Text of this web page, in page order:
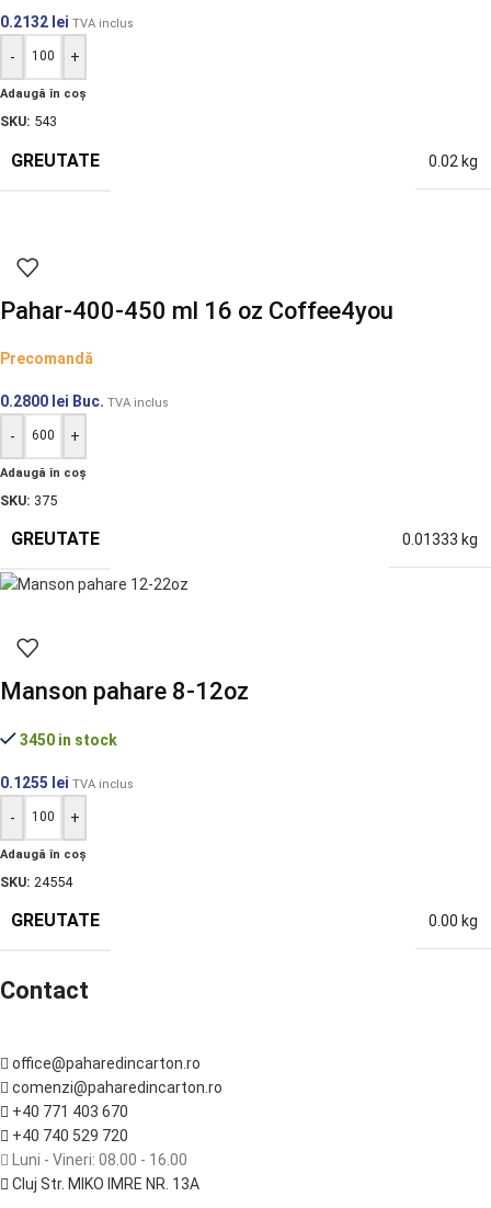
0.2132 lei TVA inclus
- +
Adaugă în coș
SKU: 543
GREUTATE 0.02 kg
Pahar-400-450 ml 16 oz Coffee4you
Precomandă
0.2800 lei Buc. TVA inclus
- +
Adaugă în coș
SKU: 375
GREUTATE 0.01333 kg
Manson pahare 8-12oz
3450 in stock
0.1255 lei TVA inclus
- +
Adaugă în coș
SKU: 24554
GREUTATE 0.00 kg
Contact
office@paharedincarton.ro
comenzi@paharedincarton.ro
+40 771 403 670
+40 740 529 720
Luni - Vineri: 08.00 - 16.00
Cluj Str. MIKO IMRE NR. 13A